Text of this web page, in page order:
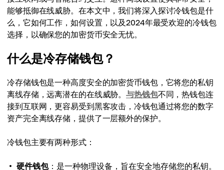
能够抵御在线威胁。在本文中，我们将深入探讨冷钱包是什
么，它如何工作，如何设置，以及2024年最受欢迎的冷钱包
选择，以确保您的加密货币安全无忧。
什么是冷存储钱包？
冷存储钱包是一种高度安全的加密货币钱包，它将您的私钥
离线存储，远离潜在的在线威胁。与热钱包不同，热钱包连
接到互联网，更容易受到黑客攻击，冷钱包通过将您的数字
资产完全离线存储，提供了一层额外的保护。
冷钱包主要有两种形式：
硬件钱包：是一种物理设备，旨在安全地存储您的私钥。